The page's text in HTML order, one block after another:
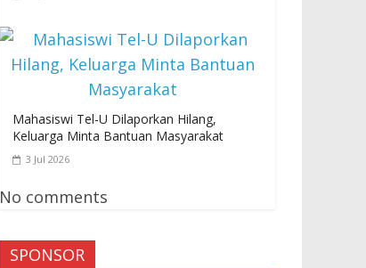
Mahasiswi Tel-U Dilaporkan Hilang,
Keluarga Minta Bantuan Masyarakat
3 Jul 2026
No comments
SPONSOR